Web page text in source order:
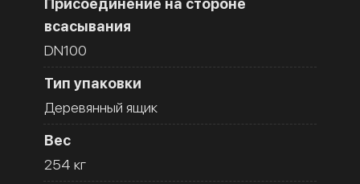
Присоединение на стороне
всасывания
DN100
Тип упаковки
Деревянный ящик
Вес
254 кг